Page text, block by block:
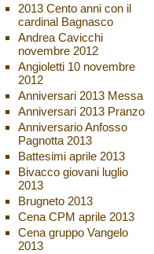
2013 Cento anni con il
cardinal Bagnasco
Andrea Cavicchi
novembre 2012
Angioletti 10 novembre
2012
Anniversari 2013 Messa
Anniversari 2013 Pranzo
Anniversario Anfosso
Pagnotta 2013
Battesimi aprile 2013
Bivacco giovani luglio
2013
Brugneto 2013
Cena CPM aprile 2013
Cena gruppo Vangelo
2013